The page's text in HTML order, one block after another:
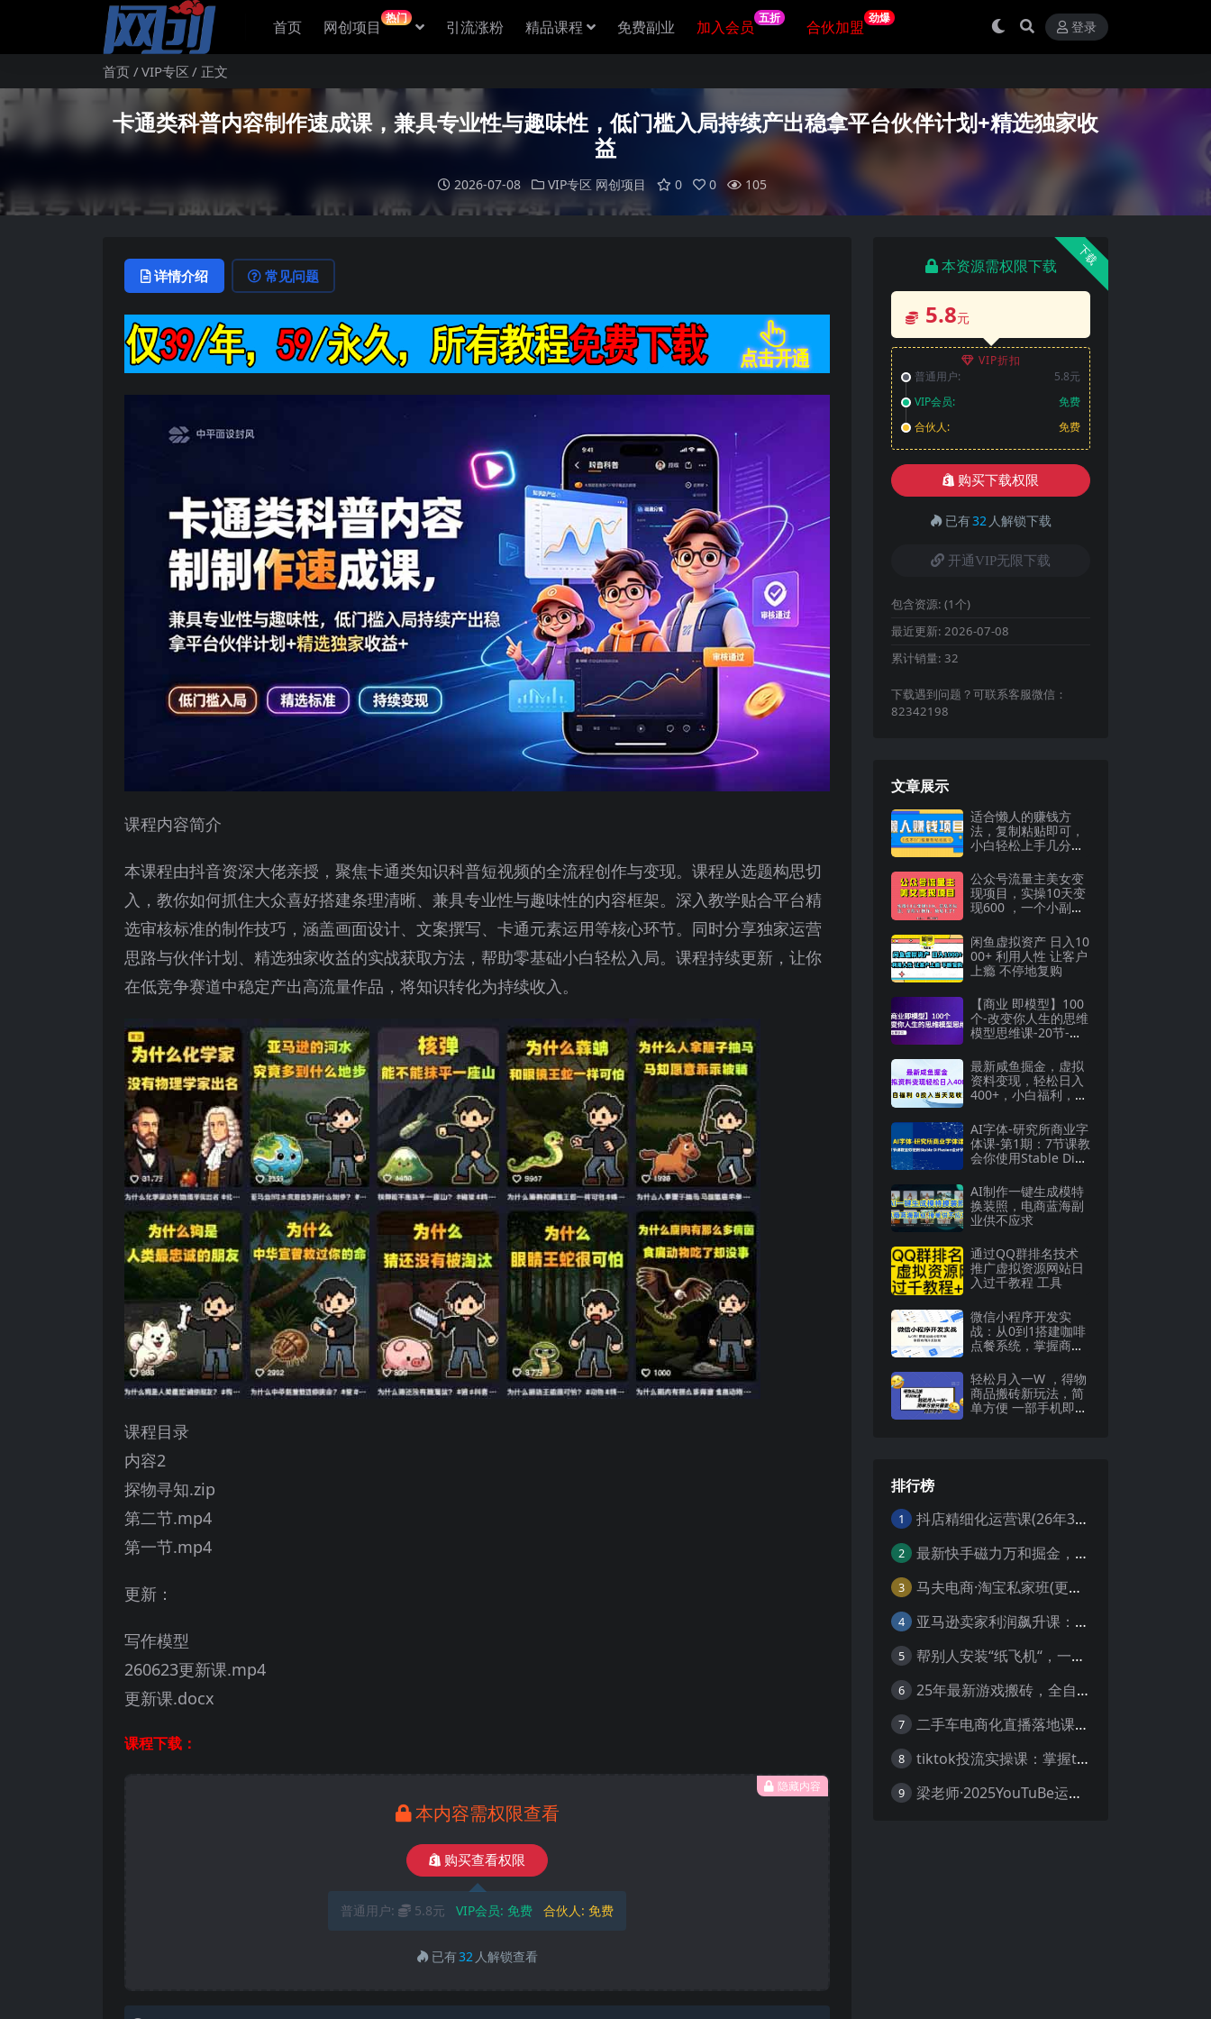
首页 网创项目 热门 引流涨粉 精品课程 免费副业 加入会员 五折 合伙加盟 劲爆
登录
首页 VIP专区 正文
卡通类科普内容制作速成课，兼具专业性与趣味性，低门槛入局持续产出稳拿平台伙伴计划+精选独家收
益
2026-07-08 VIP专区 网创项目 0 0 105
详情介绍 常见问题
课程内容简介
本课程由抖音资深大佬亲授，聚焦卡通类知识科普短视频的全流程创作与变现。课程从选题构思切
入，教你如何抓住大众喜好搭建条理清晰、兼具专业性与趣味性的内容框架。深入教学贴合平台精
选审核标准的制作技巧，涵盖画面设计、文案撰写、卡通元素运用等核心环节。同时分享独家运营
思路与伙伴计划、精选独家收益的实战获取方法，帮助零基础小白轻松入局。课程持续更新，让你
在低竞争赛道中稳定产出高流量作品，将知识转化为持续收入。
课程目录
内容2
探物寻知.zip
第二节.mp4
第一节.mp4
更新：
写作模型
260623更新课.mp4
更新课.docx
课程下载：
隐藏内容
本内容需权限查看
购买查看权限
普通用户: 5.8元 VIP会员: 免费 合伙人: 免费
已有32 人解锁查看
下载
本资源需权限下载
5.8元
VIP折扣
普通用户:
5.8元
VIP会员:
免费
合伙人:
免费
购买下载权限
已有32 人解锁下载
开通VIP无限下载
包含资源: (1个)
最近更新: 2026-07-08
累计销量: 32
下载遇到问题？可联系客服微信：
82342198
文章展示
适合懒人的赚钱方
法，复制粘贴即可，
小白轻松上手几分钟
公众号流量主美女变
现项目，实操10天变
现600 ，一个小副业
闲鱼虚拟资产 日入10
00+ 利用人性 让客户
上瘾 不停地复购
【商业 即模型】100
个-改变你人生的思维
模型思维课-20节-无
最新咸鱼掘金，虚拟
资料变现，轻松日入
400+，小白福利，0
秘】
AI字体-研究所商业字
体课-第1期：7节课教
会你使用Stable Diff
AI制作一键生成模特
换装照，电商蓝海副
业供不应求
通过QQ群排名技术
推广虚拟资源网站日
入过千教程 工具
微信小程序开发实
战：从0到1搭建咖啡
点餐系统，掌握商用
轻松月入一W ，得物
商品搬砖新玩法，简
单方便 一部手机即可
排行榜
1 抖店精细化运营课(26年3月更新
2 最新快手磁力万和掘金，自动搬砖，轻松日入100-200，操作简单
3 马夫电商·淘宝私家班(更新3月)
4 亚马逊卖家利润飙升课：从品类成功公式到海王打法，让每个SKU都成爆款一路飙升(更新26年3月
5 帮别人安装“纸飞机“，一单赚10—30元不等：附：免费节点
6 25年最新游戏搬砖，全自动挂机，不需要玩游戏，单手机操作日入300+
7 二手车电商化直播落地课，从0到1带你玩转二手车直播
8 tiktok投流实操课：掌握tiktok投流底层逻辑 独家TK投流玩法
9 梁老师·2025YouTuBe运营掘金指南